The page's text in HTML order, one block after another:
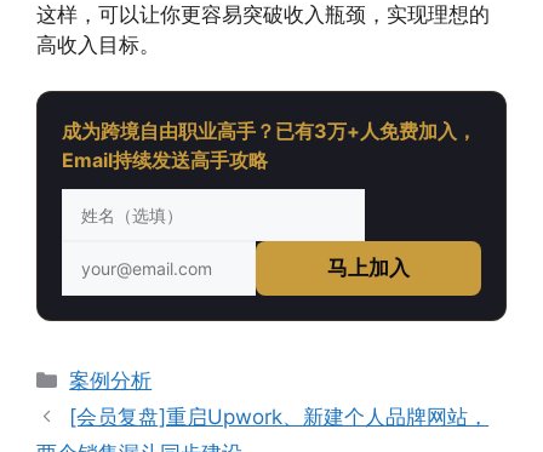
这样，可以让你更容易突破收入瓶颈，实现理想的
高收入目标。
成为跨境自由职业高手？已有3万+人免费加入，
Email持续发送高手攻略
马上加入
分
类
案例分析
[会员复盘]重启Upwork、新建个人品牌网站，